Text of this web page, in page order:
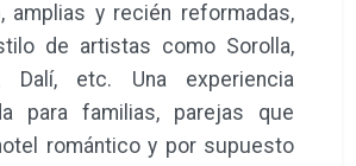
Artes están inspiradas en el
Artes. Decoradas con todo
artistas locales. Si estás
hotel a buen precio en
sin renunciar por eso a unas